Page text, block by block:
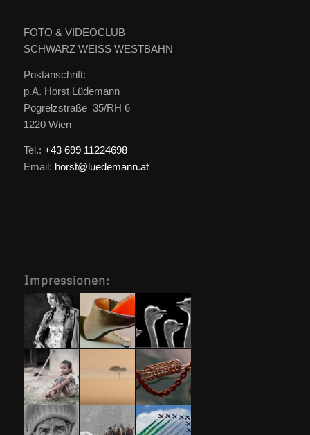
FOTO & VIDEOCLUB
SCHWARZ WEISS WESTBAHN
Postanschrift:
p.A. Horst Lüdemann
Pogrelzstraße 35/RH 6
1220 Wien
Tel.: +43 699 11224698
Email: horst@luedemann.at
Impressionen: